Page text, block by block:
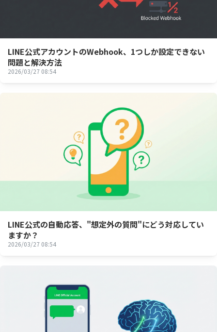
LINE公式アカウントのWebhook、1つしか設定できない
問題と解決方法
2026/03/27 08:54
LINE公式の自動応答、"想定外の質問"にどう対応してい
ますか？
2026/03/27 08:54